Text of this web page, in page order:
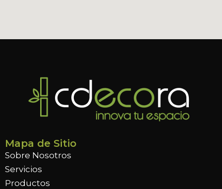
Mapa de Sitio
Sobre Nosotros
Servicios
Productos